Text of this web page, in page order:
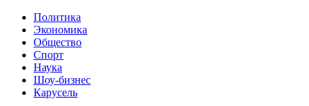
Политика
Экономика
Общество
Спорт
Наука
Шоу-бизнес
Карусель